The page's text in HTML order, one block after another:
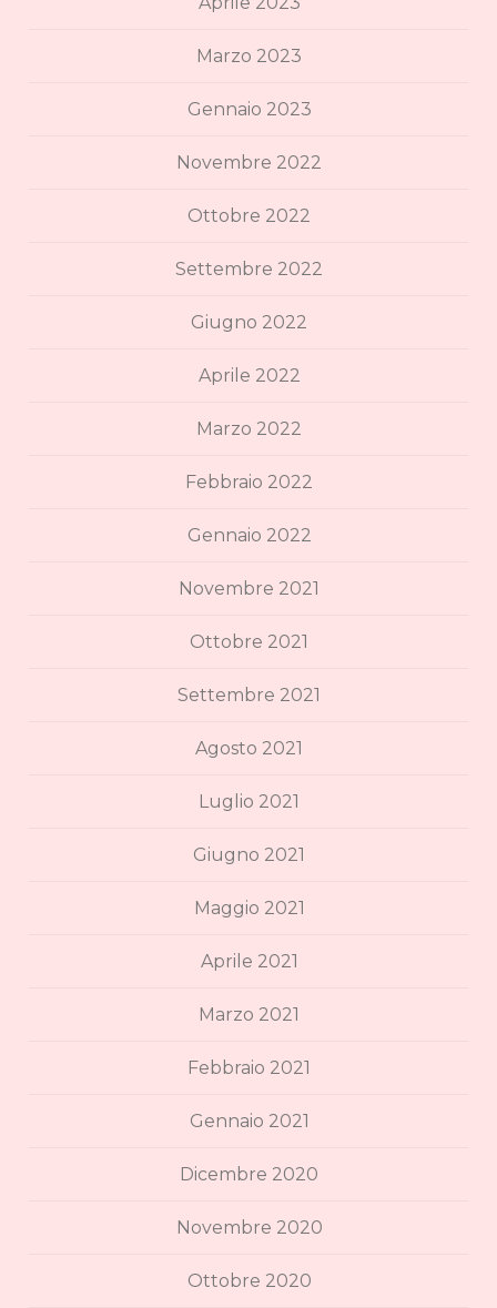
Marzo 2023
Gennaio 2023
Novembre 2022
Ottobre 2022
Settembre 2022
Giugno 2022
Aprile 2022
Marzo 2022
Febbraio 2022
Gennaio 2022
Novembre 2021
Ottobre 2021
Settembre 2021
Agosto 2021
Luglio 2021
Giugno 2021
Maggio 2021
Aprile 2021
Marzo 2021
Febbraio 2021
Gennaio 2021
Dicembre 2020
Novembre 2020
Ottobre 2020